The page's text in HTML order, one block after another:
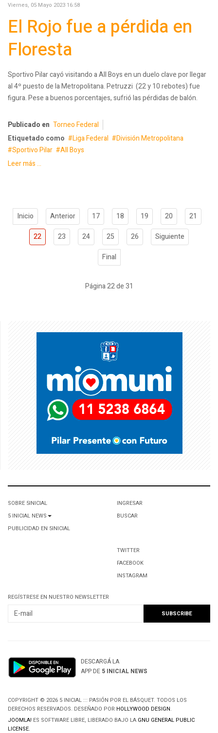
Viernes, 05 Mayo 2023 16:58
El Rojo fue a pérdida en
Floresta
Sportivo Pilar cayó visitando a All Boys en un duelo clave por llegar
al 4º puesto de la Metropolitana. Petruzzi (22 y 10 rebotes) fue
figura. Pese a buenos porcentajes, sufrió las pérdidas de balón.
Publicado en Torneo Federal
Etiquetado como
Liga Federal
División Metropolitana
Sportivo Pilar
All Boys
Leer más ...
Inicio Anterior 17 18 19 20
21
22
23 24 25 26
Siguiente
Final
Página 22 de 31
SOBRE 5INICIAL
5 INICIAL NEWS
PUBLICIDAD EN 5INICIAL
INGRESAR
BUSCAR
TWITTER
FACEBOOK
INSTAGRAM
REGÍSTRESE EN NUESTRO NEWSLETTER
DESCARGÁ LA
APP DE 5 INICIAL NEWS
COPYRIGHT © 2026 5 INICIAL ::: PASIÓN POR EL BÁSQUET. TODOS LOS
DERECHOS RESERVADOS. DESEÑADO POR HOLLYWOOD DESIGN.
JOOMLA! ES SOFTWARE LIBRE, LIBERADO BAJO LA GNU GENERAL PUBLIC
LICENSE.